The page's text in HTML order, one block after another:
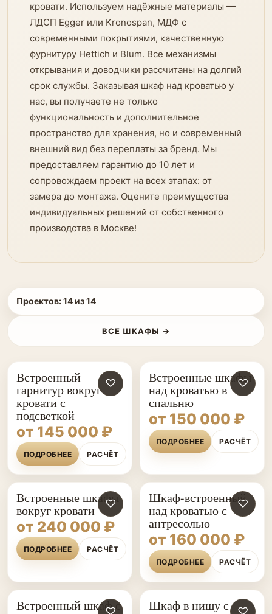
кровати. Используем надёжные материалы —
ЛДСП Egger или Kronospan, МДФ с
современными покрытиями, качественную
фурнитуру Hettich и Blum. Все механизмы
открывания и доводчики рассчитаны на долгий
срок службы. Заказывая шкаф над кроватью у
нас, вы получаете не только
функциональность и дополнительное
пространство для хранения, но и современный
внешний вид без переплаты за бренд. Мы
предоставляем гарантию до 10 лет и
сопровождаем проект на всех этапах: от
замера до монтажа. Оцените преимущества
индивидуальных решений от собственного
производства в Москве!
Проектов:14из14
ВСЕ ШКАФЫ →
♡
Встроенный
гарнитур вокруг
кровати с
подсветкой
от 145 000 ₽
ПОДРОБНЕЕ РАСЧЁТ
♡
Встроенные шкафы
над кроватью в
спальню
от 150 000 ₽
ПОДРОБНЕЕ РАСЧЁТ
♡
Встроенные шкафы
вокруг кровати
от 240 000 ₽
ПОДРОБНЕЕ РАСЧЁТ
♡
Шкаф-встроенный
над кроватью с
антресолью
от 160 000 ₽
ПОДРОБНЕЕ РАСЧЁТ
♡
Встроенный шкаф с ♡
Шкаф в нишу с